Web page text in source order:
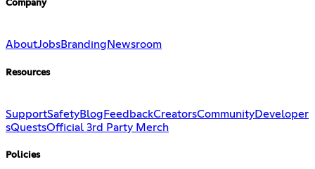
Company
AboutJobsBranding Newsroom
Resources
SupportSafetyBlog FeedbackCreatorsCommunityDeveloper
sQuestsOfficial 3rd Party Merch
Policies